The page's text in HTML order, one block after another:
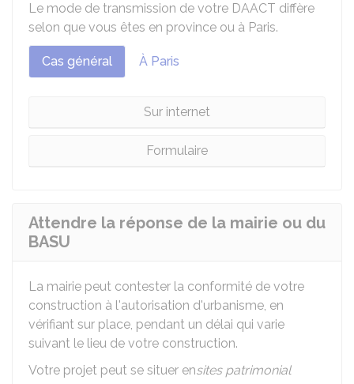
Le mode de transmission de votre DAACT diffère
selon que vous êtes en province ou à Paris.
Cas général À Paris
Sur internet
Formulaire
Attendre la réponse de la mairie ou du
BASU
La mairie peut contester la conformité de votre
construction à l'autorisation d'urbanisme, en
vérifiant sur place, pendant un délai qui varie
suivant le lieu de votre construction.
Votre projet peut se situer ensites patrimonial